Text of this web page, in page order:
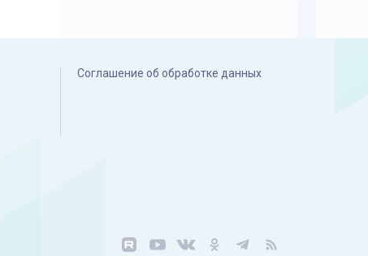
Соглашение об обработке данных